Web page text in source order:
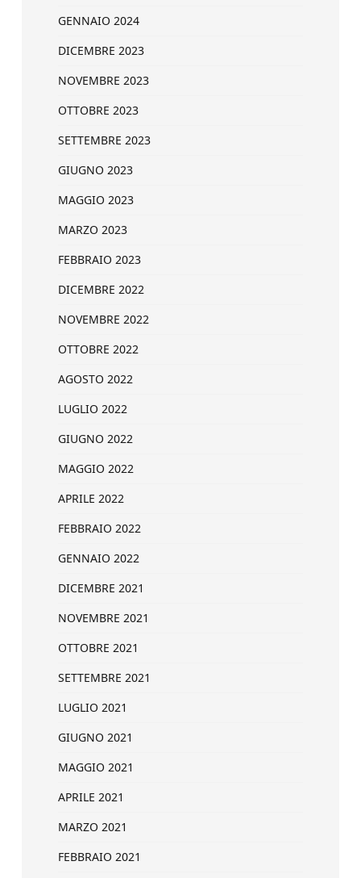
GENNAIO 2024
DICEMBRE 2023
NOVEMBRE 2023
OTTOBRE 2023
SETTEMBRE 2023
GIUGNO 2023
MAGGIO 2023
MARZO 2023
FEBBRAIO 2023
DICEMBRE 2022
NOVEMBRE 2022
OTTOBRE 2022
AGOSTO 2022
LUGLIO 2022
GIUGNO 2022
MAGGIO 2022
APRILE 2022
FEBBRAIO 2022
GENNAIO 2022
DICEMBRE 2021
NOVEMBRE 2021
OTTOBRE 2021
SETTEMBRE 2021
LUGLIO 2021
GIUGNO 2021
MAGGIO 2021
APRILE 2021
MARZO 2021
FEBBRAIO 2021